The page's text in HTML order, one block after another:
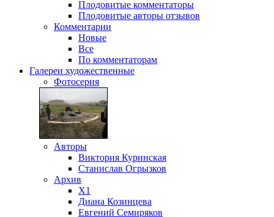
Плодовитые комментаторы
Плодовитые авторы отзывов
Комментарии
Новые
Все
По комментаторам
Галереи художественные
Фотосерия
Авторы
Виктория Куринская
Станислав Огрызков
Архив
X1
Диана Козинцева
Евгений Семиряков